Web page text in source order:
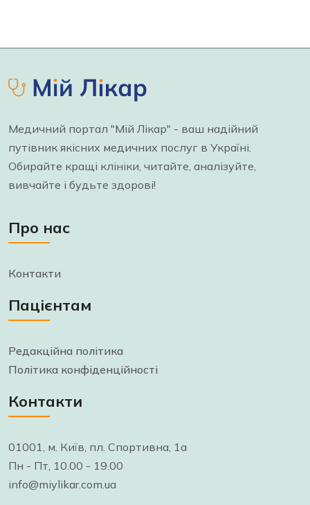
Медичний портал "Мій Лікар" - ваш надійний
путівник якісних медичних послуг в Україні.
Обирайте кращі клініки, читайте, аналізуйте,
вивчайте і будьте здорові!
Про нас
Контакти
Пацієнтам
Редакційна політика
Політика конфіденційності
Контакти
01001, м. Київ, пл. Спортивна, 1а
Пн - Пт, 10.00 - 19.00
info@miylikar.com.ua